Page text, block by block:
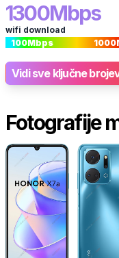
1300Mbps
wifi download
100Mbps 1000
Vidi sve ključne
Fotografije